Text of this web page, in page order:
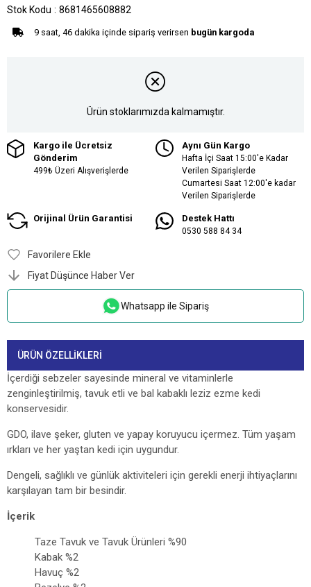
Stok Kodu
8681465608882
9 saat, 46 dakika içinde sipariş verirsen bugün kargoda
Ürün stoklarımızda kalmamıştır.
Kargo ile Ücretsiz
Gönderim
499₺ Üzeri Alışverişlerde
Aynı Gün Kargo
Hafta İçi Saat 15:00'e Kadar
Verilen Siparişlerde
Cumartesi Saat 12:00'e kadar
Verilen Siparişlerde
Orijinal Ürün Garantisi Destek Hattı
0530 588 84 34
Favorilere Ekle
Fiyat Düşünce Haber Ver
Whatsapp ile Sipariş
ÜRÜN ÖZELLIKLERI
İçerdiği sebzeler sayesinde mineral ve vitaminlerle
zenginleştirilmiş, tavuk etli ve bal kabaklı leziz ezme kedi
konservesidir.
GDO, ilave şeker, gluten ve yapay koruyucu içermez. Tüm yaşam
ırkları ve her yaştan kedi için uygundur.
Dengeli, sağlıklı ve günlük aktiviteleri için gerekli enerji ihtiyaçlarını
karşılayan tam bir besindir.
İçerik
Taze Tavuk ve Tavuk Ürünleri %90
Kabak %2
Havuç %2